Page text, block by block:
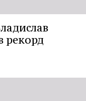
рекорд